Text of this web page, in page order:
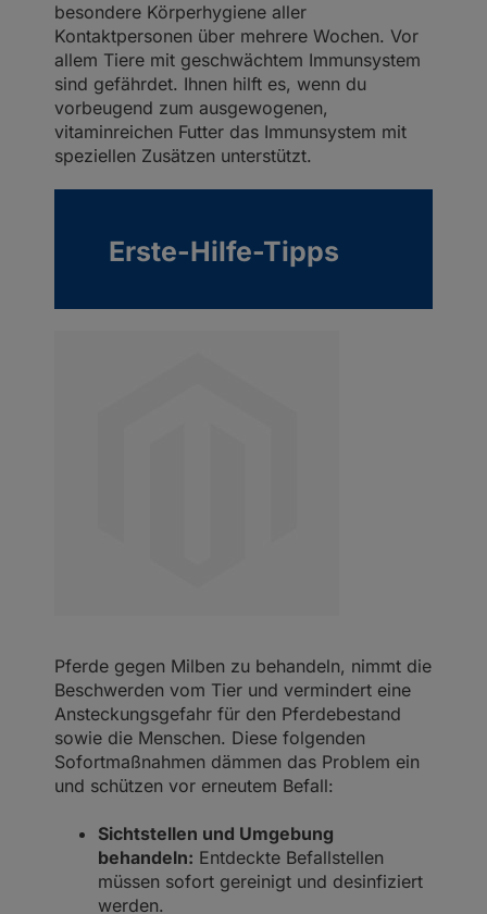
besondere Körperhygiene aller
Kontaktpersonen über mehrere Wochen. Vor
allem Tiere mit geschwächtem Immunsystem
sind gefährdet. Ihnen hilft es, wenn du
vorbeugend zum ausgewogenen,
vitaminreichen Futter das Immunsystem mit
speziellen Zusätzen unterstützt.
Erste-Hilfe-Tipps
Pferde gegen Milben zu behandeln, nimmt die
Beschwerden vom Tier und vermindert eine
Ansteckungsgefahr für den Pferdebestand
sowie die Menschen. Diese folgenden
Sofortmaßnahmen dämmen das Problem ein
und schützen vor erneutem Befall:
Sichtstellen und Umgebung
behandeln: Entdeckte Befallstellen
müssen sofort gereinigt und desinfiziert
werden.